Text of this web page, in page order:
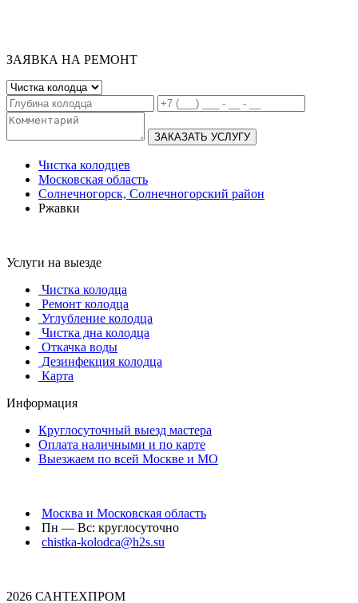
ЗАЯВКА НА РЕМОНТ
ЗАКАЗАТЬ УСЛУГУ
Чистка колодцев
Московская область
Солнечногорск, Солнечногорский район
Ржавки
Услуги на выезде
Чистка колодца
Ремонт колодца
Углубление колодца
Чистка дна колодца
Откачка воды
Дезинфекция колодца
Карта
Информация
Круглосуточный выезд мастера
Оплата наличными и по карте
Выезжаем по всей Москве и МО
Москва и Московская область
Пн — Вс: круглосуточно
chistka-kolodca@h2s.su
2026 САНТЕХПРОМ